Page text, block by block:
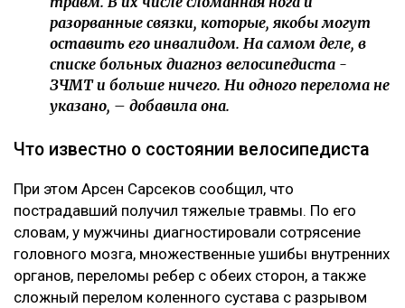
разорванные связки, которые, якобы могут
оставить его инвалидом. На самом деле, в
списке больных диагноз велосипедиста -
ЗЧМТ и больше ничего. Ни одного перелома не
указано, – добавила она.
Что известно о состоянии велосипедиста
При этом Арсен Сарсеков сообщил, что
пострадавший получил тяжелые травмы. По его
словам, у мужчины диагностировали сотрясение
головного мозга, множественные ушибы внутренних
органов, переломы ребер с обеих сторон, а также
сложный перелом коленного сустава с разрывом